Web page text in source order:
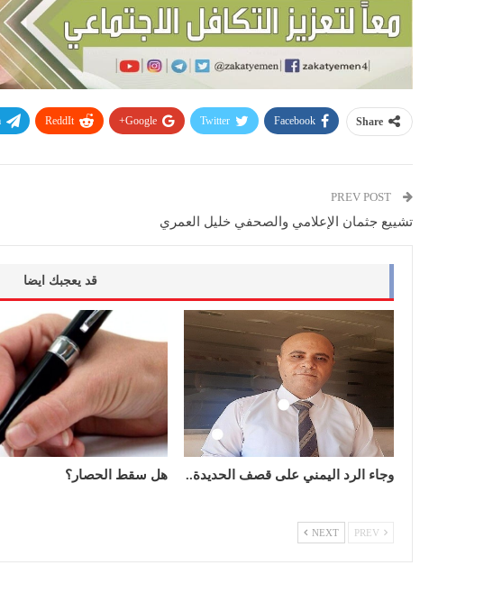
Share
Facebook
Twitter
Google+
ReddIt
PREV POST
تشييع جثمان الإعلامي والصحفي خليل العمري
قد يعجبك ايضا
وجاء الرد اليمني على قصف الحديدة.. هل سقط الحصار؟
NEXT